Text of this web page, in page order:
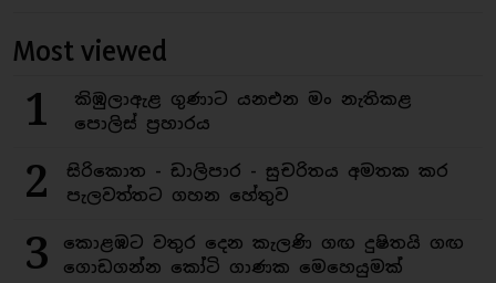
Most viewed
1
කිඹුලාඇළ ගුණාට යනඑන මං නැතිකළ
පොලිස් ප්‍රහාරය
2
සිරිකොත - ඩාලිපාර - සුචරිතය අමතක කර
පැලවත්තට ගහන හේතුව
3
කොළඹට වතුර දෙන කැලණි ගඟ දුෂිතයි ගඟ
ගොඩගන්න කෝටි ගාණක මෙහෙයුමක්